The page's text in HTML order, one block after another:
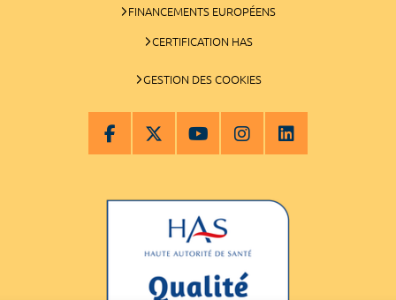
FINANCEMENTS EUROPÉENS
CERTIFICATION HAS
GESTION DES COOKIES